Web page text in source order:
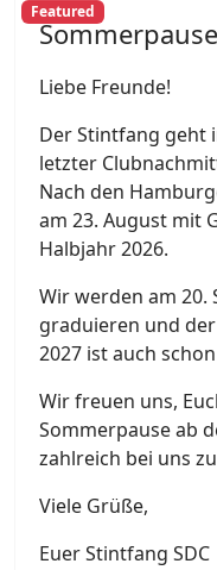
Featured
Liebe Freunde!
Der Stintfang geht
letzter
Nach den
am 23. August mit
Halbjahr 2026.
Wir werden am 20.
graduieren und
2027 ist auch
Wir freuen uns,
Sommerpause ab
zahlreich bei uns
Viele Grüße,
Euer Stintfang SDC